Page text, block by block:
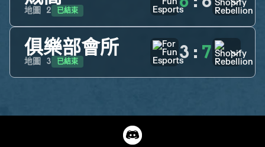
地圖 2 已結束
俱樂部會所
地圖 3 已結束 3 : 7